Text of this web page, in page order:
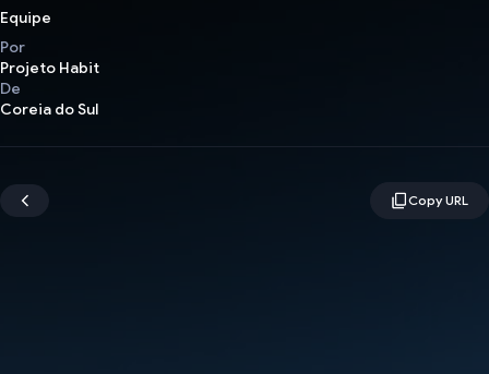
Equipe
Por
Projeto Habit
De
Coreia do Sul